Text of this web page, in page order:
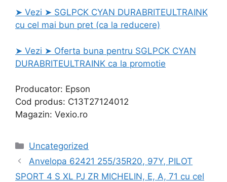
➤ Vezi ➤ SGLPCK CYAN DURABRITEULTRAINK
cu cel mai bun pret (ca la reducere)
➤ Vezi ➤ Oferta buna pentru SGLPCK CYAN
DURABRITEULTRAINK ca la promotie
Producator: Epson
Cod produs: C13T27124012
Magazin: Vexio.ro
Categories
Uncategorized
Anvelopa 62421 255/35R20, 97Y, PILOT
SPORT 4 S XL PJ ZR MICHELIN, E, A, 71 cu cel